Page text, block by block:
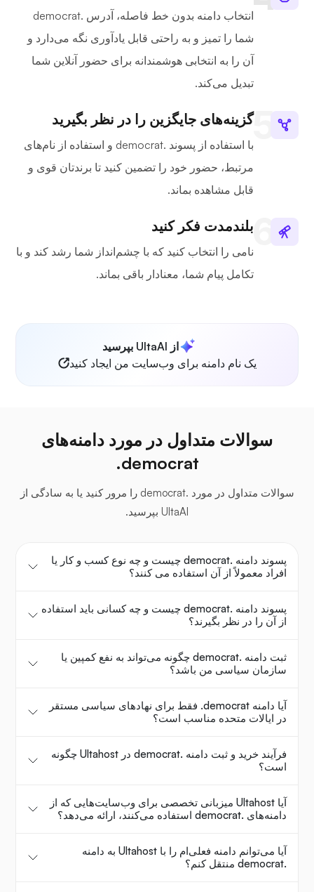
انتخاب دامنه بدون خط فاصله، آدرس .democrat
شما را تمیز و به راحتی قابل یادآوری نگه می‌دارد و
آن را به انتخابی هوشمندانه برای حضور آنلاین شما
تبدیل می‌کند.
گزینه‌های جایگزین را در نظر بگیرید
با استفاده از پسوند .democrat و استفاده از نام‌های
مرتبط، حضور خود را تضمین کنید تا برندتان قوی و
قابل مشاهده بماند.
بلندمدت فکر کنید
نامی را انتخاب کنید که با چشم‌انداز شما رشد کند و با
تکامل پیام شما، معنادار باقی بماند.
از UltaAI بپرسید
یک نام دامنه برای وب‌سایت من ایجاد کنید
سوالات متداول در مورد دامنه‌های
‎.democrat
سوالات متداول در مورد .democrat را مرور کنید یا به سادگی از
UltaAI بپرسید.
پسوند دامنه .democrat چیست و چه نوع کسب و کار یا
افراد معمولاً از آن استفاده می کنند؟
پسوند دامنه .democrat چیست و چه کسانی باید استفاده
از آن را در نظر بگیرند؟
ثبت دامنه .democrat چگونه می‌تواند به نفع کمپین یا
سازمان سیاسی من باشد؟
آیا دامنه ‎.democrat فقط برای نهادهای سیاسی مستقر
در ایالات متحده مناسب است؟
فرآیند خرید و ثبت دامنه .democrat در Ultahost چگونه
است؟
آیا Ultahost میزبانی تخصصی برای وب‌سایت‌هایی که از
دامنه‌های .democrat استفاده می‌کنند، ارائه می‌دهد؟
آیا می‌توانم دامنه فعلی‌ام را با Ultahost به دامنه
.democrat منتقل کنم؟